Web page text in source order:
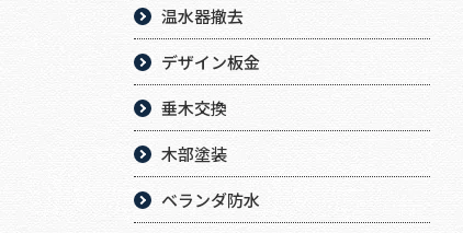
温水器撤去
デザイン板金
垂木交換
木部塗装
ベランダ防水